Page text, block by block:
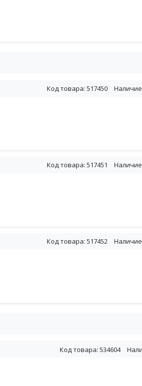
Код товара: 517450
Код товара: 517451
Код товара: 517452
Код товара: 534604